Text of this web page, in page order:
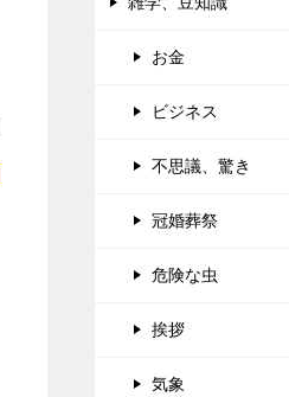
お金
ビジネス
不思議、驚き
冠婚葬祭
危険な虫
挨拶
気象